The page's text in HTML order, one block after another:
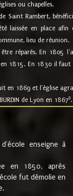
ou chapelles.
Saint Rambert,
laissée en place
lieu de réunion.
réparés. En 1805
1815. En 1830 il
en 1869 et l'église
de Lyon en 18678.
enseigne à
en 1850, après
fut démolie en